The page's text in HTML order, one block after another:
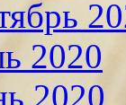
2020
2020